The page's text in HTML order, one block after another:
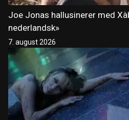
Joe Jonas hallusinerer med
nederlandsk»
7. august 2026